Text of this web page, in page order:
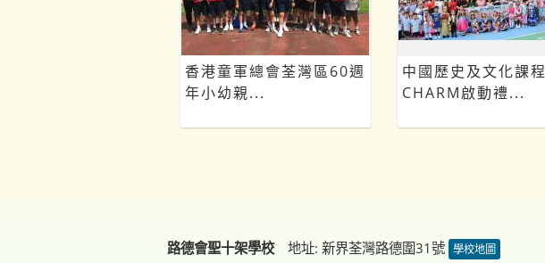
香港童軍總會荃灣區60週
年小幼親...
中國歷史及文化課程
CHARM啟動禮...
路德會聖十架學校 地址: 新界荃灣路德圍31號 學校地圖